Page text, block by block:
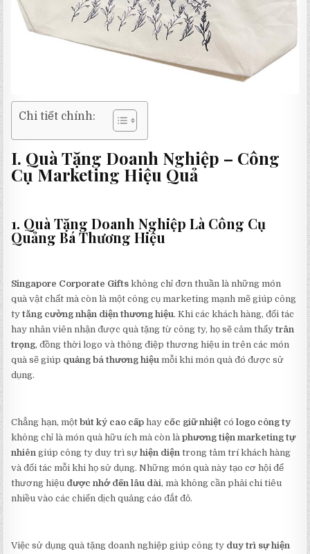
Chi tiết chính:
I. Quà Tặng Doanh Nghiệp – Công
Cụ Marketing Hiệu Quả
1. Quà Tặng Doanh Nghiệp Là Công Cụ
Quảng Bá Thương Hiệu
Singapore Corporate Gifts không chỉ đơn thuần là những món
quà vật chất mà còn là một công cụ marketing mạnh mẽ giúp công
tytăng cường nhận diện thương hiệu. Khi các khách hàng, đối tác
hay nhân viên nhận được quà tặng từ công ty, họ sẽ cảm thấytrân
trọng, đồng thời logo và thông điệp thương hiệu in trên các món
quà sẽ giúp quảng bá thương hiệu mỗi khi món quà đó được sử
dụng.
Chẳng hạn, mộtbút ký cao cấp hay cốc giữ nhiệt cólogo công ty
không chỉ là món quà hữu ích mà còn làphương tiện marketing tự
nhiên giúp công ty duy trì sựhiện diện trong tâm trí khách hàng
và đối tác mỗi khi họ sử dụng. Những món quà này tạo cơ hội để
thương hiệu được nhớ đến lâu dài, mà không cần phải chi tiêu
nhiều vào các chiến dịch quảng cáo đắt đỏ.
Việc sử dụng quà tặng doanh nghiệp giúp công ty duy trì sự hiện